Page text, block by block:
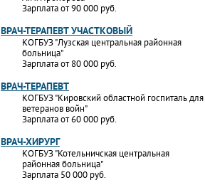
Зарплата от 90 000 руб.
ВРАЧ-ТЕРАПЕВТ УЧАСТКОВЫЙ
КОГБУЗ "Лузская центральная районная
больница"
Зарплата от 80 000 руб.
ВРАЧ-ТЕРАПЕВТ
КОГБУЗ "Кировский областной госпиталь для
ветеранов войн"
Зарплата от 60 000 руб.
ВРАЧ-ХИРУРГ
КОГБУЗ "Котельничская центральная
районная больница"
Зарплата 50 000 руб.